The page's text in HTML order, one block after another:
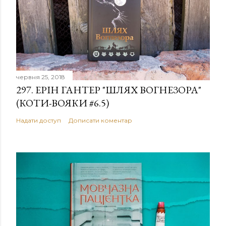
червня 25, 2018
297. ЕРІН ГАНТЕР "ШЛЯХ ВОГНЕЗОРА"
(КОТИ-ВОЯКИ #6.5)
Надати доступ Дописати коментар